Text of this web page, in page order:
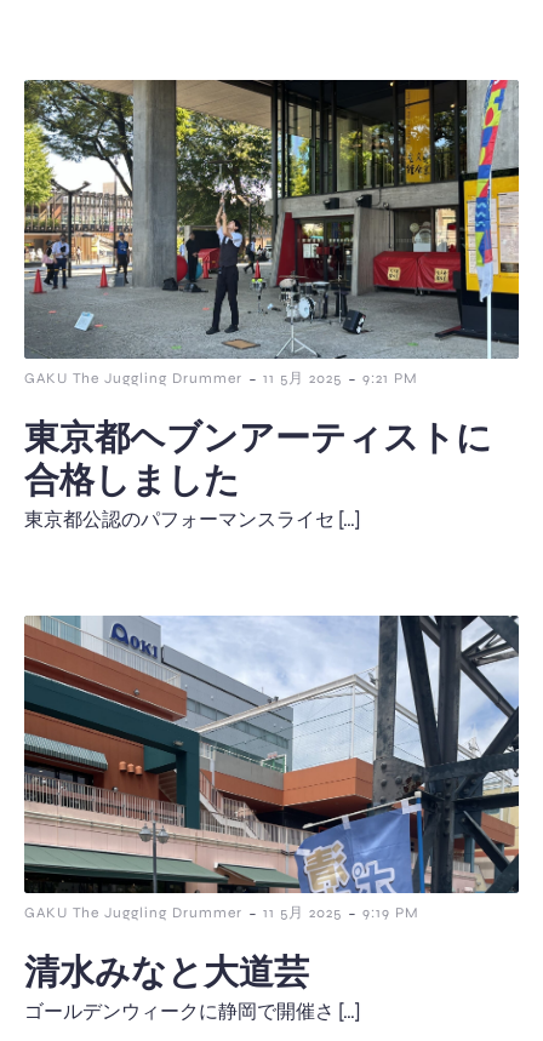
GAKU The Juggling Drummer - 11 5月 2025 - 9:21 PM
東京都ヘブンアーティストに
合格しました
東京都公認のパフォーマンスライセ […]
GAKU The Juggling Drummer - 11 5月 2025 - 9:19 PM
清水みなと大道芸
ゴールデンウィークに静岡で開催さ […]